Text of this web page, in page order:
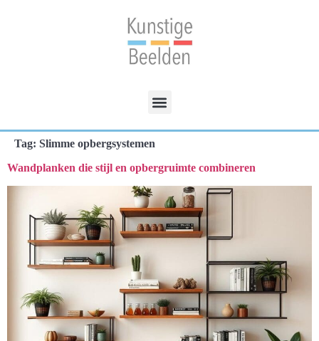
Tag: Slimme opbergsystemen
Wandplanken die stijl en opbergruimte combineren